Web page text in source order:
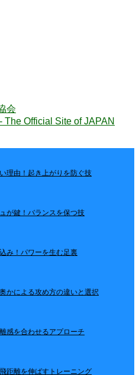
会
The Official Site of JAPAN
理由！起き上がりを防ぐ技
が鍵！バランスを保つ技
み！パワーを生む足裏
かによる攻め方の違いと選択
感を合わせるアプローチ
距離を伸ばすトレーニング